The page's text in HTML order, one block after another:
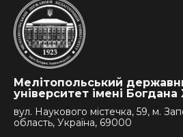
Мелітопольський
університет імені
вул. Наукового містечка, 59, м.
область, Україна, 69000